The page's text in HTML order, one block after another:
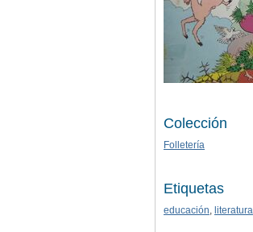
Colección
Folletería
Etiquetas
educación literatura